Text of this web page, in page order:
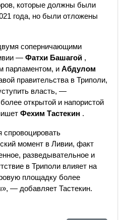
которые должны были
года, но были отложены
соперничающими
— Фатхи Башагой ,
парламентом, и Абдулом
правительства в Триполи,
власть, —
открытой и напористой
Фехим Тастекин .
спровоцировать
момент в Ливии, факт
разведывательное и
в Триполи влияет на
площадку более
— добавляет Тастекин.